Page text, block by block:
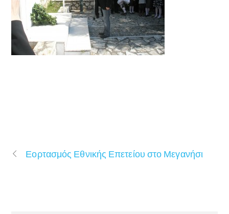
Εορτασμός Εθνικής Επετείου στο Μεγανήσι